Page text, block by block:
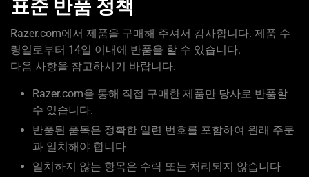
표준 반품 정책
Razer.com에서 제품을 구매해 주셔서 감사합니다. 제품 수
령일로부터 14일 이내에 반품을 할 수 있습니다.
다음 사항을 참고하시기 바랍니다.
Razer.com을 통해 직접 구매한 제품만 당사로 반품할
수 있습니다.
반품된 품목은 정확한 일련 번호를 포함하여 원래 주문
과 일치해야 합니다
일치하지 않는 항목은 수락 또는 처리되지 않습니다